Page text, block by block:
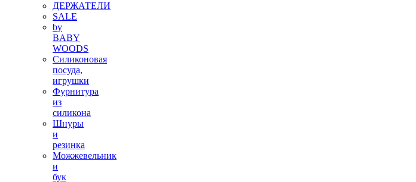
ДЕРЖАТЕЛИ
SALE
by
BABY
WOODS
Силиконовая
посуда,
игрушки
Фурнитура
из
силикона
Шнуры
и
резинка
Можжевельник
и
бук